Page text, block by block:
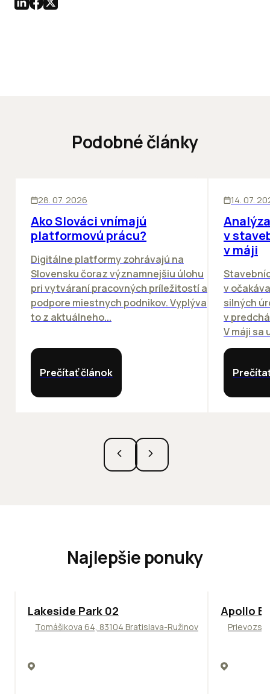
Podobné články
28. 07. 2026
Ako Slováci vnímajú
platformovú prácu?
Digitálne platformy zohrávajú na
Slovensku čoraz významnejšiu úlohu
pri vytváraní pracovných príležitostí a
podpore miestnych podnikov. Vyplýva
to z aktuálneho...
Prečítať článok
14. 07.
v
v máji
v
silných
v
V máji sa
Najlepšie ponuky
ODPORÚČAME
Lakeside Park 02
Tomášikova 64, 83104 Bratislava-Ružinov
TOP
Apollo